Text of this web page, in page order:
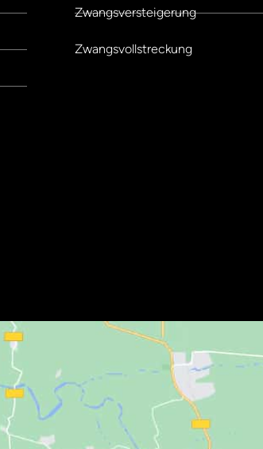
Zwangsversteigerung
Zwangsvollstreckung